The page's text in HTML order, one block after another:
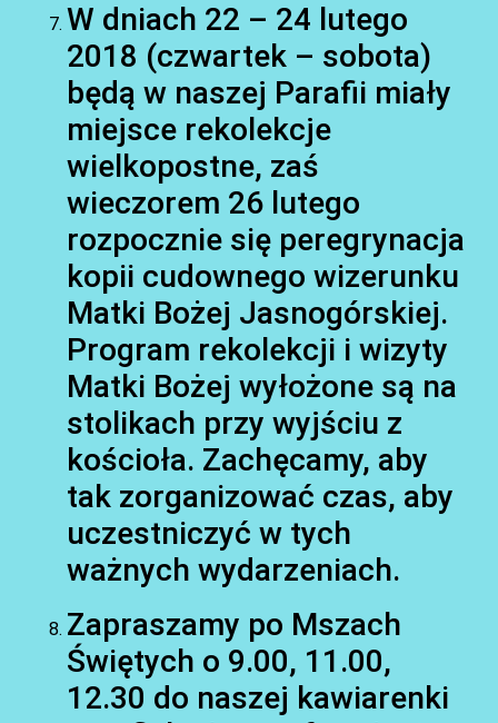
W dniach 22 – 24 lutego
2018 (czwartek – sobota)
będą w naszej Parafii miały
miejsce rekolekcje
wielkopostne, zaś
wieczorem 26 lutego
rozpocznie się peregrynacja
kopii cudownego wizerunku
Matki Bożej Jasnogórskiej.
Program rekolekcji i wizyty
Matki Bożej wyłożone są na
stolikach przy wyjściu z
kościoła. Zachęcamy, aby
tak zorganizować czas, aby
uczestniczyć w tych
ważnych wydarzeniach.
Zapraszamy po Mszach
Świętych o 9.00, 11.00,
12.30 do naszej kawiarenki